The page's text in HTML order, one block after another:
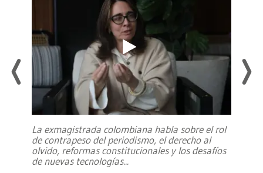
La exmagistrada colombiana habla sobre el rol
de contrapeso del periodismo, el derecho al
olvido, reformas constitucionales y los desafíos
de nuevas tecnologías...